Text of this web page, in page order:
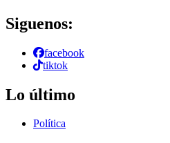
Siguenos:
facebook
tiktok
Lo último
Política